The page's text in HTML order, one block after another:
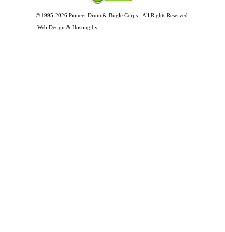
© 1995-2026 Pioneer Drum & Bugle Corps. All Rights Reserved.
Web Design & Hosting by